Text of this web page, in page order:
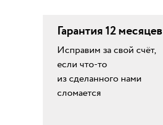
Гарантия 12 месяцев
Исправим за свой счёт,
если что-то
из сделанного нами
сломается